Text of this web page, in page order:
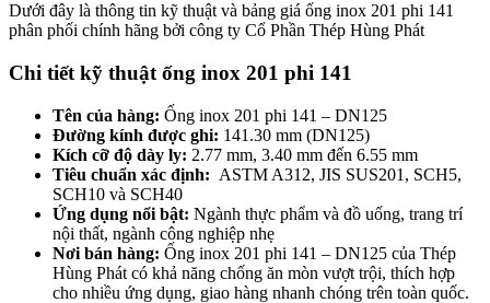
Dưới đây là thông tin kỹ thuật và bảng giá ống inox 201 phi 141
phân phối chính hãng bởi công ty Cổ Phần Thép Hùng Phát
Chi tiết kỹ thuật ống inox 201 phi 141
Tên của hàng: Ống inox 201 phi 141 – DN125
Đường kính được ghi: 141.30 mm (DN125)
Kích cỡ độ dày ly: 2.77 mm, 3.40 mm đến 6.55 mm
Tiêu chuẩn xác định: ASTM A312, JIS SUS201, SCH5,
SCH10 và SCH40
Ứng dụng nổi bật: Ngành thực phẩm và đồ uống, trang trí
nội thất, ngành công nghiệp nhẹ
Nơi bán hàng: Ống inox 201 phi 141 – DN125 của Thép
Hùng Phát có khả năng chống ăn mòn vượt trội, thích hợp
cho nhiều ứng dụng, giao hàng nhanh chóng trên toàn quốc.